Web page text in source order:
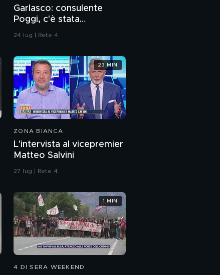
Garlasco: consulente
Poggi, c'è stata
contaminazione sulle
24 lug | Rete 4
ZONA BIANCA
L'intervista al vicepremier
Matteo Salvini
27 lug | Rete 4
23 MIN
4 DI SERA WEEKEND
1 MIN